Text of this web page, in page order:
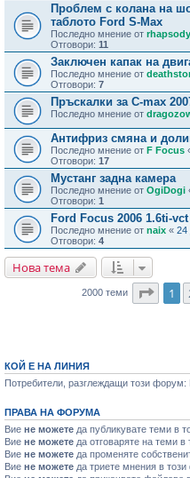
Проблем с колана на
таблото Ford S-Max
Последно мнение от rhapsody
Отговори: 11
Заключен капак на
Последно мнение от
Отговори: 7
Пръскалки за C-max
Последно мнение от
Антифриз смяна и
Последно мнение от F Focus
Отговори: 17
Мустанг задна камера
Последно мнение от OgiDogi
Отговори: 1
Ford Focus 2006 1.6ti-
Последно мнение от naix « 24
Отговори: 4
Нова тема
2000 теми 1
КОЙ Е НА ЛИНИЯ
Потребители, разглеждащи този форум:
ПРАВА НА ФОРУМА
Вие не можете да публикувате теми в
Вие не можете да отговаряте на теми
Вие не можете да променяте
Вие не можете да триете мнения в